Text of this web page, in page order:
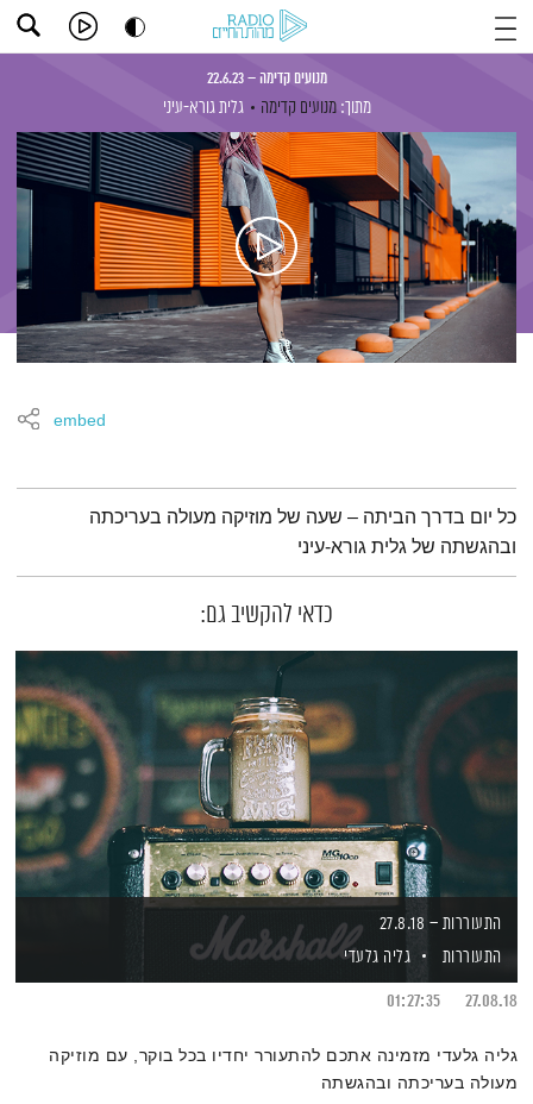
מנועים קדימה – 22.6.23
מתוך: מנועים קדימה גלית גורא-עיני
embed
תמצית הפודקאסט
כל יום בדרך הביתה – שעה של מוזיקה מעולה בעריכתה
ובהגשתה של גלית גורא-עיני
כדאי להקשיב גם:
התעוררות – 27.8.18
התעוררות
גליה גלעדי
27.08.18
01:27:35
גליה גלעדי מזמינה אתכם להתעורר יחדיו בכל בוקר, עם מוזיקה
מעולה בעריכתה ובהגשתה